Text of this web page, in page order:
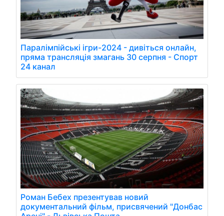
Паралімпійські ігри-2024 - дивіться онлайн,
пряма трансляція змагань 30 серпня - Спорт
24 канал
Роман Бебех презентував новий
документальний фільм, присвячений "Донбас